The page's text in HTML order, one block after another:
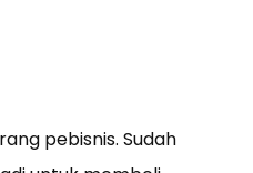
pebisnis. Sudah